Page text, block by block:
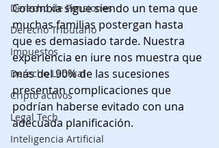
Derecho de Pensiones
Derecho Tributario
Impuestos
Derecho Laboral
Cripto activos
Legal Tech
Inteligencia Artificial
Colombia sigue siendo un tema que
muchas familias postergan hasta
que es demasiado tarde. Nuestra
experiencia en iure nos muestra que
más del 90% de las sucesiones
presentan complicaciones que
podrían haberse evitado con una
adecuada planificación.